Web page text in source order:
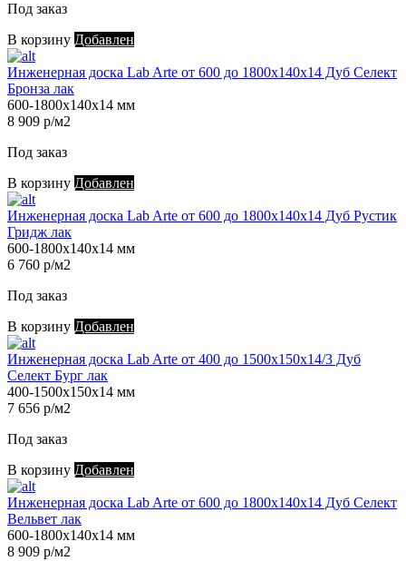
Под заказ
В корзину Добавлен
Инженерная доска Lab Arte от 600 до 1800х140х14 Дуб Селект
Бронза лак
600-1800х140х14 мм
8 909 р/м2
Под заказ
В корзину Добавлен
Инженерная доска Lab Arte от 600 до 1800х140х14 Дуб Рустик
Гридж лак
600-1800х140х14 мм
6 760 р/м2
Под заказ
В корзину Добавлен
Инженерная доска Lab Arte от 400 до 1500х150х14/3 Дуб
Селект Бург лак
400-1500х150х14 мм
7 656 р/м2
Под заказ
В корзину Добавлен
Инженерная доска Lab Arte от 600 до 1800х140х14 Дуб Селект
Вельвет лак
600-1800х140х14 мм
8 909 р/м2